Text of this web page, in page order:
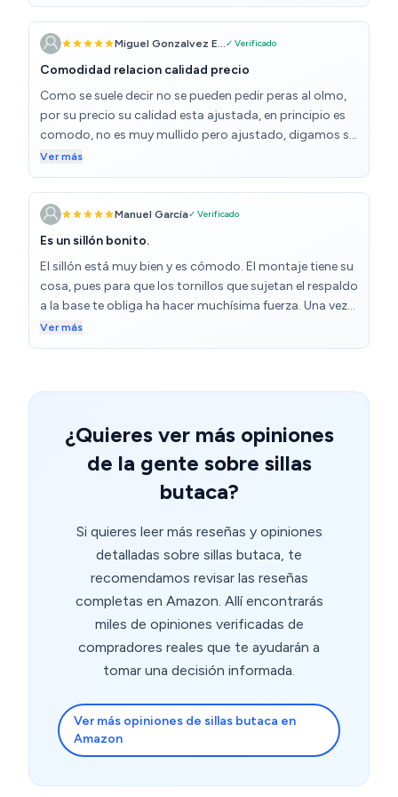
Miguel Gonzalvez E... ✓ Verificado
Comodidad relacion calidad precio
Como se suele decir no se pueden pedir peras al olmo,
por su precio su calidad esta ajustada, en principio es
comodo, no es muy mullido pero ajustado, digamos se
puede aguantar, no se cuanto tiempo pues a menudo
no lo suelo utilizar y tampoco tengo la opinion de los
demas. El montaje en si es facil hasta llegar al respaldo
que hay que apretar y ajustarlo bien que cuesta trabajo
y cuando atornillas queda un dedo entre respaldo y
ajustar, sale una pequeña arruga en la base del asiento
en la tela pero bueno el tiempo. Lo dicho por el precio la
linea es bonita y no es incomodo del todo.
Ver más
Manuel García✓ Verificado
Es un sillón bonito.
El sillón está muy bien y es cómodo. El montaje tiene su
cosa, pues para que los tornillos que sujetan el respaldo
a la base te obliga ha hacer muchísima fuerza. Una vez
montado todo bien.
Ver más
¿Quieres ver más opiniones
de la gente sobre sillas
butaca?
Si quieres leer más reseñas y opiniones
detalladas sobre sillas butaca, te
recomendamos revisar las reseñas
completas en Amazon. Allí encontrarás
miles de opiniones verificadas de
compradores reales que te ayudarán a
tomar una decisión informada.
Ver más opiniones de sillas butaca en
Amazon